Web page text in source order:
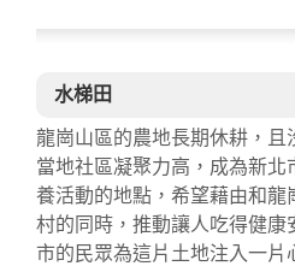
水梯田
龍崗山區的農地長期休耕，且
當地社區凝聚力高，成為新
養活動的地點，希望藉由和龍
村的同時，推動讓人吃得健康
市的民眾為這片土地注入一片